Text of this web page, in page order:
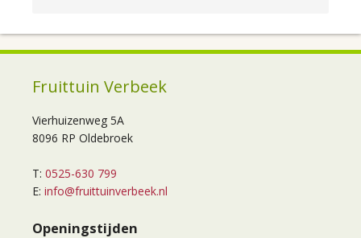
Fruittuin Verbeek
Vierhuizenweg 5A
8096 RP Oldebroek
T: 0525-630 799
E: info@fruittuinverbeek.nl
Openingstijden